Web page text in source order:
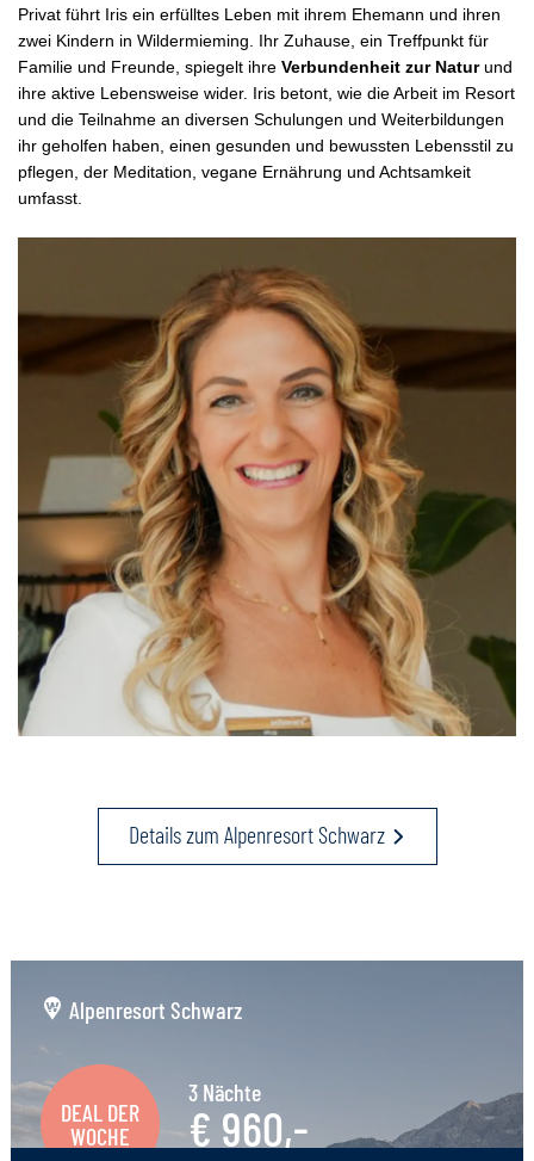
Privat führt Iris ein erfülltes Leben mit ihrem Ehemann und ihren
zwei Kindern in Wildermieming. Ihr Zuhause, ein Treffpunkt für
Familie und Freunde, spiegelt ihre Verbundenheit zur Naturund
ihre aktive Lebensweise wider. Iris betont, wie die Arbeit im Resort
und die Teilnahme an diversen Schulungen und Weiterbildungen
ihr geholfen haben, einen gesunden und bewussten Lebensstil zu
pflegen, der Meditation, vegane Ernährung und Achtsamkeit
umfasst.
Details zum Alpenresort Schwarz
Alpenresort Schwarz
DEAL DER
WOCHE
3 Nächte
€ 960,-